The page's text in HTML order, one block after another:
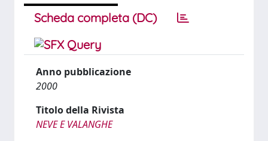
Scheda completa (DC)
Anno pubblicazione
2000
Titolo della Rivista
NEVE E VALANGHE